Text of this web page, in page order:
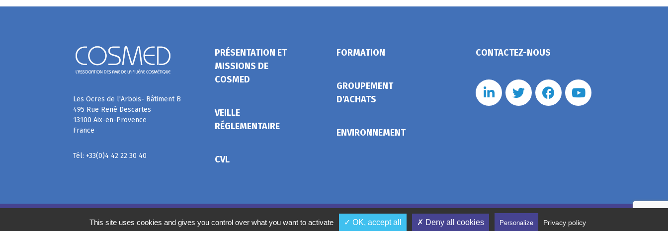
Les Ocres de l'Arbois- Bâtiment B
495 Rue René Descartes
13100 Aix-en-Provence
France
Tél: +33(0)4 42 22 30 40
PRÉSENTATION ET
MISSIONS DE
COSMED
VEILLE
RÉGLEMENTAIRE
CVL
FORMATION
GROUPEMENT
D'ACHATS
ENVIRONNEMENT
CONTACTEZ-NOUS
Mentions légales Conditions générales de vente
Politique de confidentialité
Gestion des cookies
This site uses cookies and gives you control over what you want to activate ✓ OK, accept all ✗ Deny all cookies Personalize Privacy policy